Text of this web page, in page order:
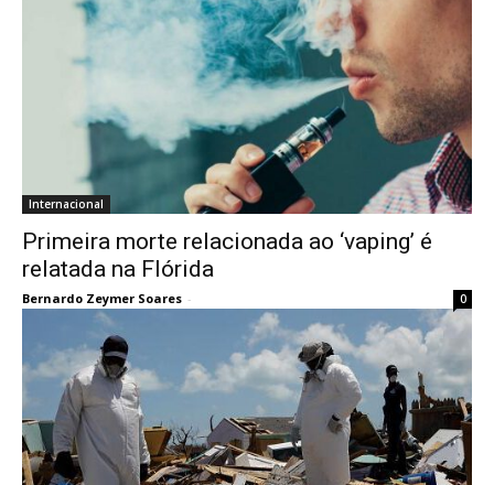
Internacional
Primeira morte relacionada ao ‘vaping’ é
relatada na Flórida
Bernardo Zeymer Soares - 0